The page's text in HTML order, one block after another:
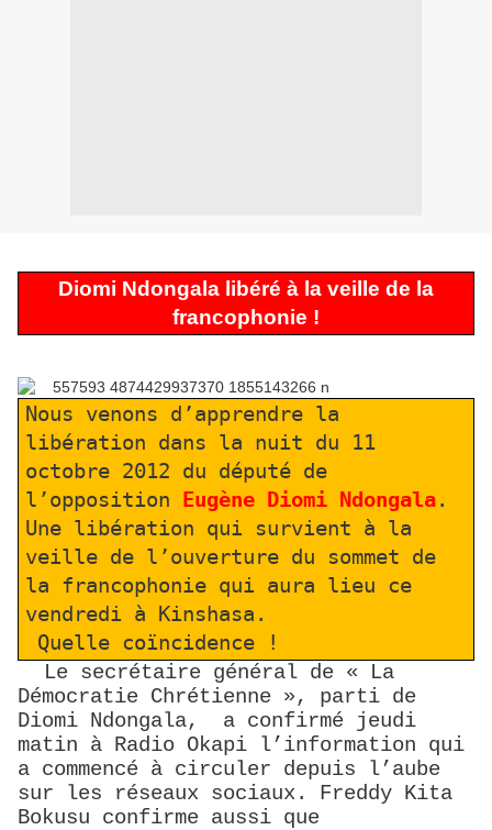
Diomi Ndongala libéré à la veille de la
francophonie !
Nous venons d’apprendre la
libération dans la nuit du 11
octobre 2012 du député de
l’opposition
Eugène Diomi Ndongala.
Une libération qui survient à la
veille de l’ouverture du sommet de
la francophonie qui aura lieu ce
vendredi à Kinshasa.
Quelle coïncidence !
Le secrétaire général de « La
Démocratie Chrétienne », parti de
Diomi Ndongala, a confirmé jeudi
matin à Radio Okapi l’information qui
a commencé à circuler depuis l’aube
sur les réseaux sociaux. Freddy Kita
Bokusu confirme aussi que